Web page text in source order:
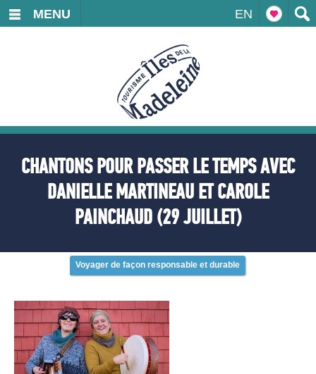
EN
MENU
CHANTONS POUR PASSER LE TEMPS AVEC
DANIELLE MARTINEAU ET CAROLE
PAINCHAUD (29 JUILLET)
Voyager de façon responsable et durable